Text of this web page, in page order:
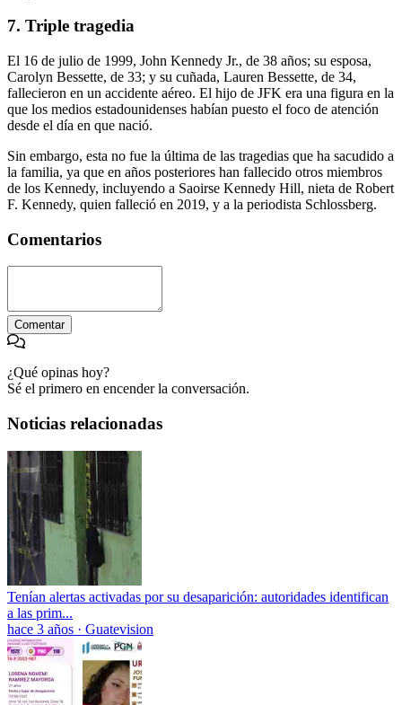
7. Triple tragedia
El 16 de julio de 1999, John Kennedy Jr., de 38 años; su esposa,
Carolyn Bessette, de 33; y su cuñada, Lauren Bessette, de 34,
fallecieron en un accidente aéreo. El hijo de JFK era una figura en la
que los medios estadounidenses habían puesto el foco de atención
desde el día en que nació.
Sin embargo, esta no fue la última de las tragedias que ha sacudido a
la familia, ya que en años posteriores han fallecido otros miembros
de los Kennedy, incluyendo a Saoirse Kennedy Hill, nieta de Robert
F. Kennedy, quien falleció en 2019, y a la periodista Schlossberg.
Comentarios
Comentar
¿Qué opinas hoy?
Sé el primero en encender la conversación.
Noticias relacionadas
Tenían alertas activadas por su desaparición: autoridades identifican
a las prim...
hace 3 años · Guatevision